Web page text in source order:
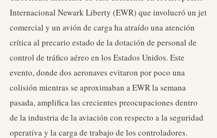
Internacional Newark Liberty (EWR) que involucró un jet
comercial y un avión de carga ha atraído una atención
crítica al precario estado de la dotación de personal de
control de tráfico aéreo en los Estados Unidos. Este
evento, donde dos aeronaves evitaron por poco una
colisión mientras se aproximaban a EWR la semana
pasada, amplifica las crecientes preocupaciones dentro
de la industria de la aviación con respecto a la seguridad
operativa y la carga de trabajo de los controladores.